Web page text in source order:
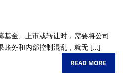
基金、上市或转让时，需要将公司
账务和内部控制混乱，就无 […]
READ MORE